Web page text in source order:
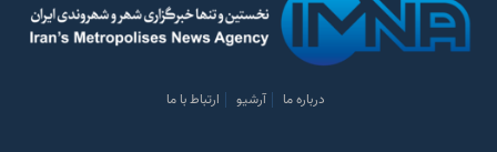
درباره ما آرشیو ارتباط با ما